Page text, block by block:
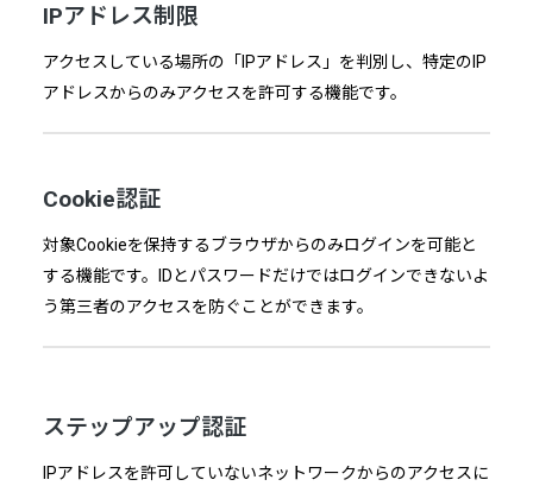
IPアドレス制限
アクセスしている場所の「IPアドレス」を判別し、特定のIP
アドレスからのみアクセスを許可する機能です。
Cookie認証
対象Cookieを保持するブラウザからのみログインを可能と
する機能です。IDとパスワードだけではログインできないよ
う第三者のアクセスを防ぐことができます。
ステップアップ認証
IPアドレスを許可していないネットワークからのアクセスに